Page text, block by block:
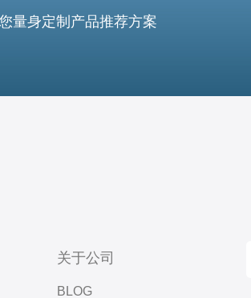
量身定制产品推荐方案
关于公司
BLOG